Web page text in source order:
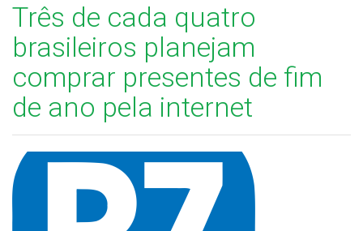
Três de cada quatro
brasileiros planejam
comprar presentes de fim
de ano pela internet